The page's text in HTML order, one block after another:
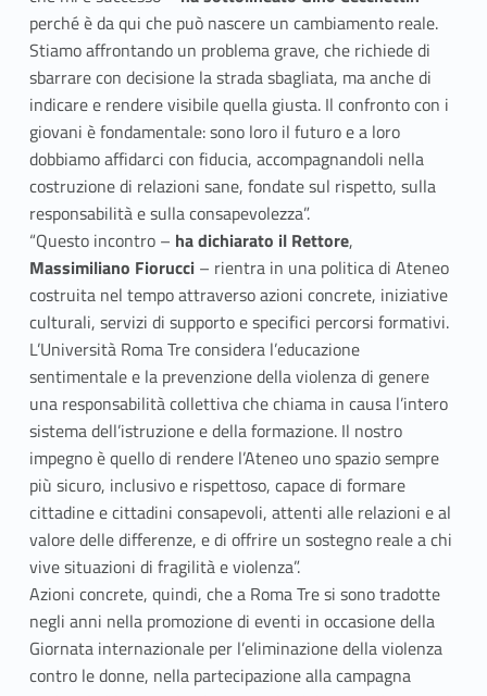
perché è da qui che può nascere un cambiamento reale.
Stiamo affrontando un problema grave, che richiede di
sbarrare con decisione la strada sbagliata, ma anche di
indicare e rendere visibile quella giusta. Il confronto con i
giovani è fondamentale: sono loro il futuro e a loro
dobbiamo affidarci con fiducia, accompagnandoli nella
costruzione di relazioni sane, fondate sul rispetto, sulla
responsabilità e sulla consapevolezza”.
“Questo incontro – ha dichiarato il Rettore,
Massimiliano Fiorucci– rientra in una politica di Ateneo
costruita nel tempo attraverso azioni concrete, iniziative
culturali, servizi di supporto e specifici percorsi formativi.
L’Università Roma Tre considera l’educazione
sentimentale e la prevenzione della violenza di genere
una responsabilità collettiva che chiama in causa l’intero
sistema dell’istruzione e della formazione. Il nostro
impegno è quello di rendere l’Ateneo uno spazio sempre
più sicuro, inclusivo e rispettoso, capace di formare
cittadine e cittadini consapevoli, attenti alle relazioni e al
valore delle differenze, e di offrire un sostegno reale a chi
vive situazioni di fragilità e violenza”.
Azioni concrete, quindi, che a Roma Tre si sono tradotte
negli anni nella promozione di eventi in occasione della
Giornata internazionale per l’eliminazione della violenza
contro le donne, nella partecipazione alla campagna